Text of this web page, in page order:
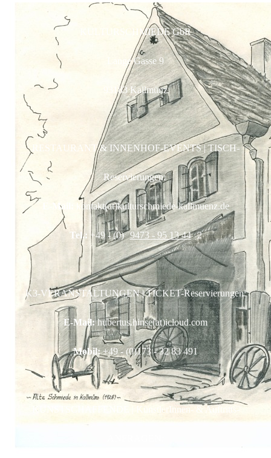
KULTURSCHMIEDE GbR
Lange Gasse 9
93183 Kallmünz
RESTAURANT & INNENHOF-EVENTS | TISCH-
Reservierungen:
E-Mail: kontakt(at)kulturschmiede-kallmuenz.de
Tel.: +49 - (0) 9473 - 95 13 44 2
K3-VERANSTALTUNGEN | TICKET-Reservierungen:
E-Mail:hubertus.hinse(at)icloud.com
Mobil:+49 - (0)173 - 32 83 491
KUNSTSCHAFFENDE | KünstlerInnen- & Auftritts-